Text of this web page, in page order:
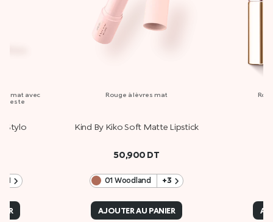
mat avec
geste
Stylo
Rouge à lèvres mat
Kind By Kiko Soft Matte Lipstick
50,900 DT
01 Woodland +3
AJOUTER AU PANIER